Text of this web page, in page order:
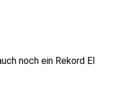
noch ein Rekord El